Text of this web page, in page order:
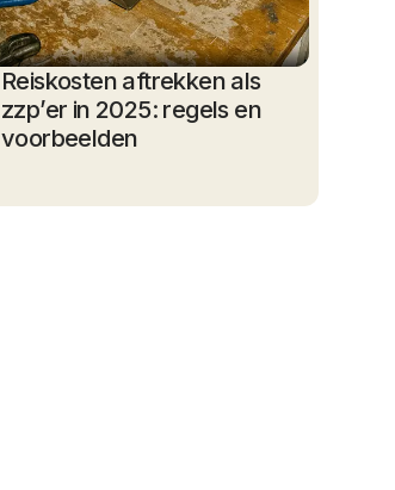
Reiskosten aftrekken als
zzp’er in 2025: regels en
voorbeelden